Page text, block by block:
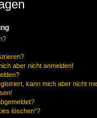
aber nicht anmelden!
kann mich aber nicht
löschen“?